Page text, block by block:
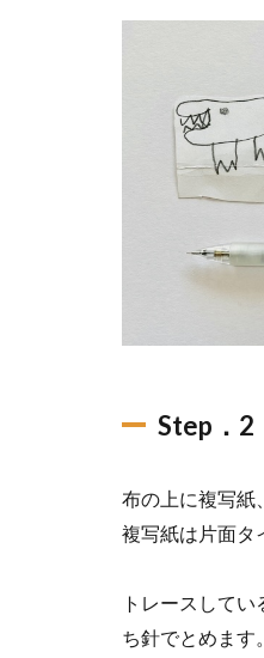
Step．2
布の上に複写紙
複写紙は片面タ
トレースして
ち針でとめます。